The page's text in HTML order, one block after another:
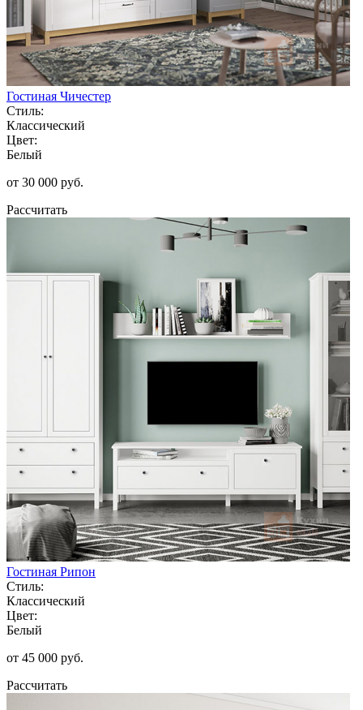
Гостиная Чичестер
Стиль:
Классический
Цвет:
Белый
от 30 000 руб.
Рассчитать
Гостиная Рипон
Стиль:
Классический
Цвет:
Белый
от 45 000 руб.
Рассчитать